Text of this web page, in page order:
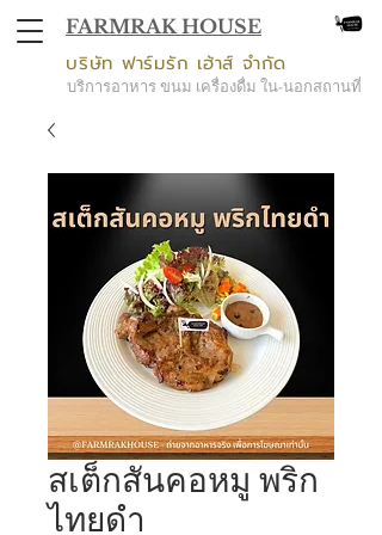
FARMRAK HOUSE
บริการอาหาร ขนม เครื่องดื่ม ใน-นอกสถานที่
บริษัท ฟาร์มรัก เฮ้าส์ จำกัด
สเต็กสันคอหมู พริก
ไทยดำ